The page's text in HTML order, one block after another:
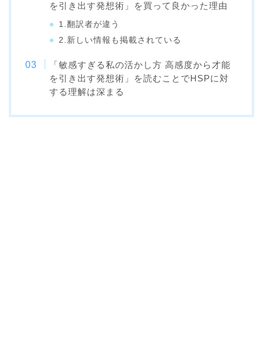
を引き出す発想術」を買って良かった理由
1.翻訳者が違う
2.新しい情報も掲載されている
「敏感すぎる私の活かし方 高感度から才能
を引き出す発想術」を読むことでHSPに対
する理解は深まる